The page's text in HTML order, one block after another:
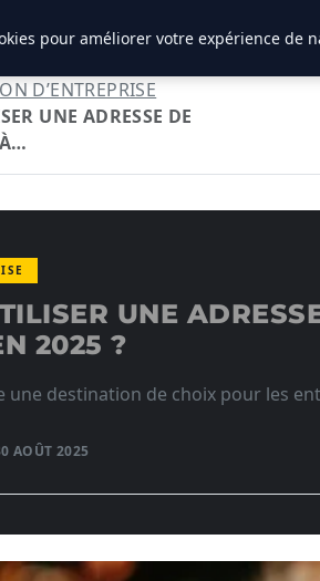
D’ENTREPRISE
UNE ADRESSE DE
UNE
2025 ?
une destination de choix pour les
AOÛT 2025
pour améliorer votre expérience